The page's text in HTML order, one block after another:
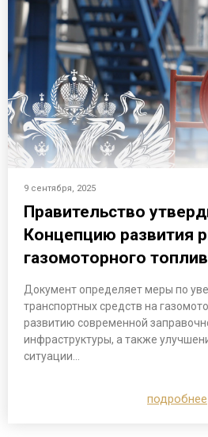
9 сентября, 2025
Правительство
Концепцию развития
газомоторного
Документ определяет меры по
транспортных средств на
развитию современной
инфраструктуры, а также
ситуации…
подробнее